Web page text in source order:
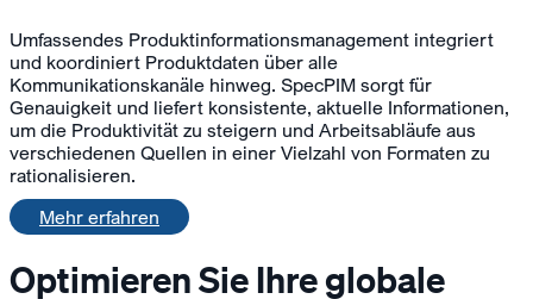
Umfassendes Produktinformationsmanagement integriert
und koordiniert Produktdaten über alle
Kommunikationskanäle hinweg. SpecPIM sorgt für
Genauigkeit und liefert konsistente, aktuelle Informationen,
um die Produktivität zu steigern und Arbeitsabläufe aus
verschiedenen Quellen in einer Vielzahl von Formaten zu
rationalisieren.
Mehr erfahren
Optimieren Sie Ihre globale